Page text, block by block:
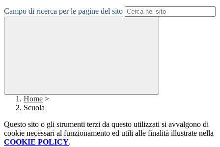
Campo di ricerca per le pagine del sito
Home >
Scuola
Questo sito o gli strumenti terzi da questo utilizzati si avvalgono di
cookie necessari al funzionamento ed utili alle finalità illustrate nella
COOKIE POLICY.